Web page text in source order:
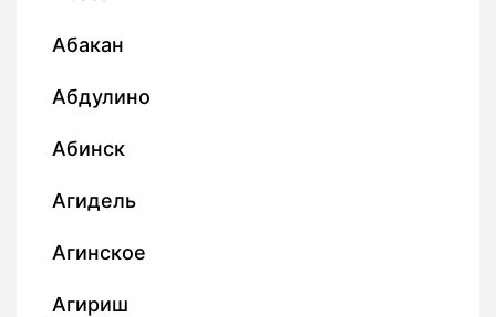
Абакан
Абдулино
Абинск
Агидель
Агинское
Агириш